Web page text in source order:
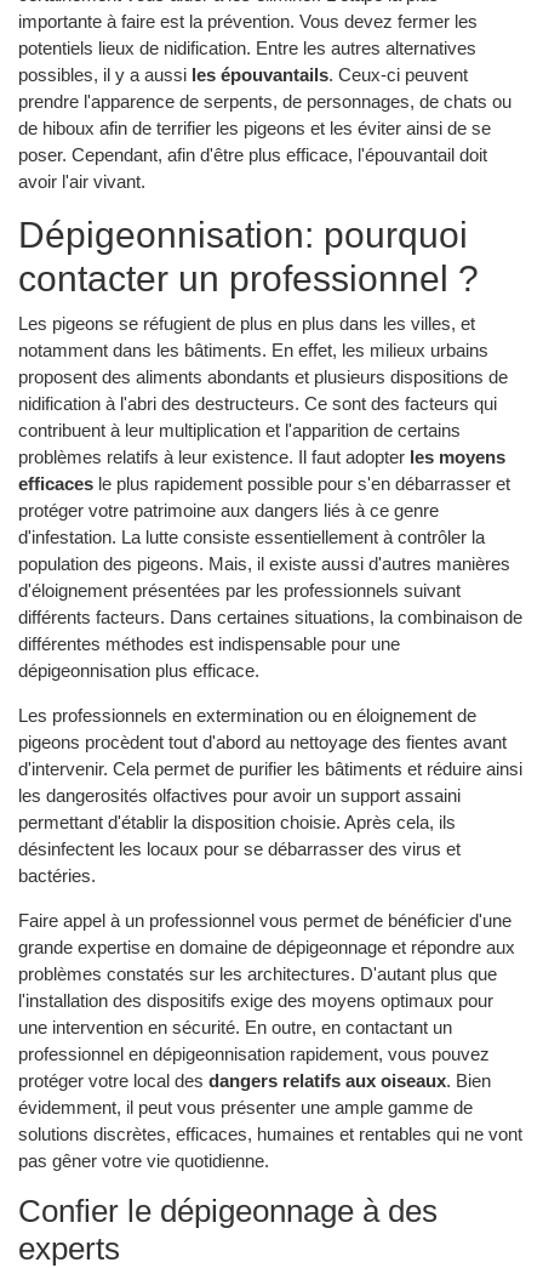
importante à faire est la prévention. Vous devez fermer les
potentiels lieux de nidification. Entre les autres alternatives
possibles, il y a aussi les épouvantails. Ceux-ci peuvent
prendre l'apparence de serpents, de personnages, de chats ou
de hiboux afin de terrifier les pigeons et les éviter ainsi de se
poser. Cependant, afin d'être plus efficace, l'épouvantail doit
avoir l'air vivant.
Dépigeonnisation: pourquoi
contacter un professionnel ?
Les pigeons se réfugient de plus en plus dans les villes, et
notamment dans les bâtiments. En effet, les milieux urbains
proposent des aliments abondants et plusieurs dispositions de
nidification à l'abri des destructeurs. Ce sont des facteurs qui
contribuent à leur multiplication et l'apparition de certains
problèmes relatifs à leur existence. Il faut adopter les moyens
efficaces le plus rapidement possible pour s'en débarrasser et
protéger votre patrimoine aux dangers liés à ce genre
d'infestation. La lutte consiste essentiellement à contrôler la
population des pigeons. Mais, il existe aussi d'autres manières
d'éloignement présentées par les professionnels suivant
différents facteurs. Dans certaines situations, la combinaison de
différentes méthodes est indispensable pour une
dépigeonnisation plus efficace.
Les professionnels en extermination ou en éloignement de
pigeons procèdent tout d'abord au nettoyage des fientes avant
d'intervenir. Cela permet de purifier les bâtiments et réduire ainsi
les dangerosités olfactives pour avoir un support assaini
permettant d'établir la disposition choisie. Après cela, ils
désinfectent les locaux pour se débarrasser des virus et
bactéries.
Faire appel à un professionnel vous permet de bénéficier d'une
grande expertise en domaine de dépigeonnage et répondre aux
problèmes constatés sur les architectures. D'autant plus que
l'installation des dispositifs exige des moyens optimaux pour
une intervention en sécurité. En outre, en contactant un
professionnel en dépigeonnisation rapidement, vous pouvez
protéger votre local des dangers relatifs aux oiseaux. Bien
évidemment, il peut vous présenter une ample gamme de
solutions discrètes, efficaces, humaines et rentables qui ne vont
pas gêner votre vie quotidienne.
Confier le dépigeonnage à des
experts